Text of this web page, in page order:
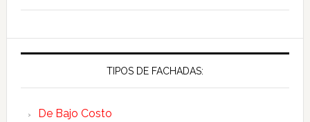
TIPOS DE FACHADAS:
De Bajo Costo